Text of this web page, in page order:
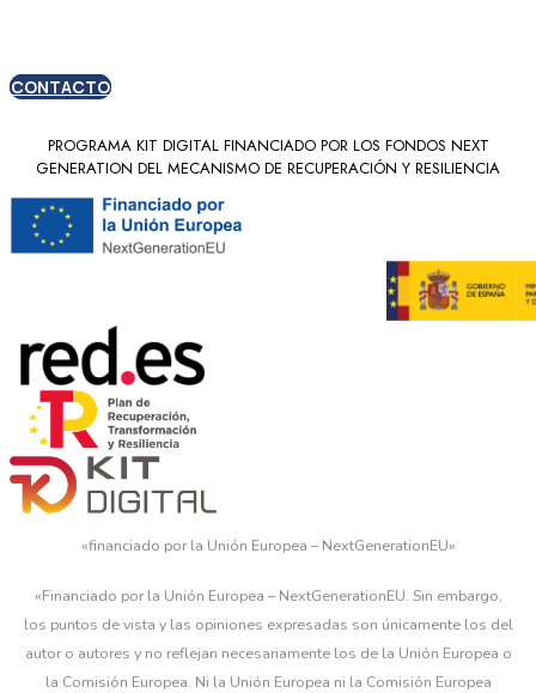
CONTACTO
PROGRAMA KIT DIGITAL FINANCIADO POR LOS FONDOS NEXT
GENERATION DEL MECANISMO DE RECUPERACIÓN Y RESILIENCIA
«financiado por la Unión Europea – NextGenerationEU»
«Financiado por la Unión Europea – NextGenerationEU. Sin embargo,
los puntos de vista y las opiniones expresadas son únicamente los del
autor o autores y no reflejan necesariamente los de la Unión Europea o
la Comisión Europea. Ni la Unión Europea ni la Comisión Europea